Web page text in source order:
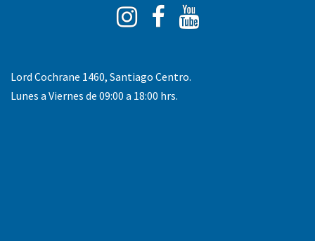
Instagram
Facebook
Tube
Lord Cochrane 1460, Santiago Centro.
Lunes a Viernes de 09:00 a 18:00 hrs.